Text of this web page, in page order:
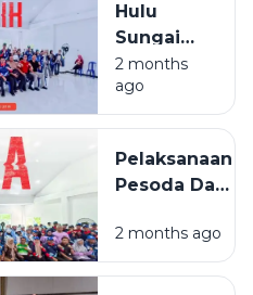
ASN Lulus
Hulu
Sungai
Selatan
Juara
Umum
2026
2 months
ago
Pelaksanaan
Pesoda Dan
Ditengah
Efesiensi
2 months ago